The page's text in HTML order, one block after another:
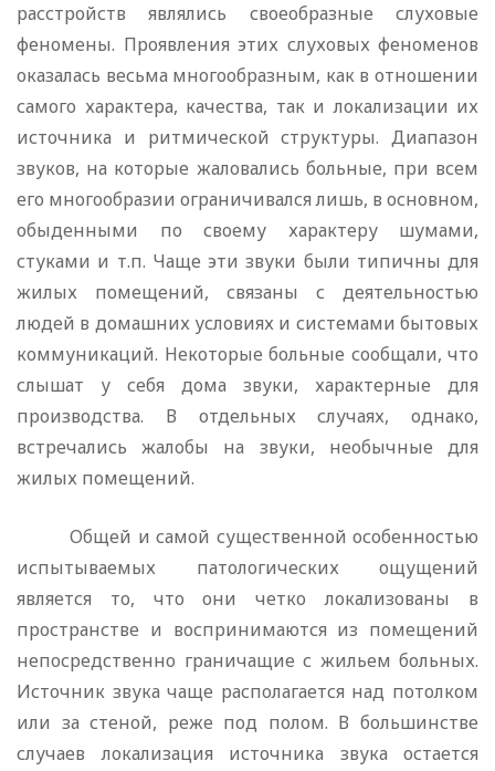
расстройств являлись своеобразные слуховые
феноме­ны. Проявления этих слуховых феноменов
оказалась весьма много­образным, как в отношении
самого характера, качества, так и ло­кализации их
источника и ритмической структуры. Диапазон
зву­ков, на которые жаловались больные, при всем
его многообразии ограничивался лишь, в основном,
обыденными по своему характе­ру шумами,
стуками и т.п. Чаще эти звуки были типичны для
жи­лых помещений, связаны с деятельностью
людей в домашних условиях и системами бытовых
коммуникаций. Некоторые больные сооб­щали, что
слышат у себя дома звуки, характерные для
производ­ства. В отдельных случаях, однако,
встречались жалобы на зву­ки, необычные для
жилых помещений.
Общей и самой существенной особенностью
испытываемых па­тологических ощущений
является то, что они четко локализованы в
пространстве и воспринимаются из помещений
непосредственно граничащие с жильем больных.
Источник звука чаще располагает­ся над потолком
или за стеной, реже под полом. В большинстве
случаев локализация источника звука остается